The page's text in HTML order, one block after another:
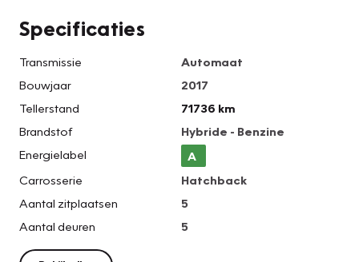
Specificaties
Transmissie
Automaat
Bouwjaar
2017
Tellerstand
71736 km
Brandstof
Hybride - Benzine
Energielabel
A
Carrosserie
Hatchback
Aantal zitplaatsen
5
Aantal deuren
5